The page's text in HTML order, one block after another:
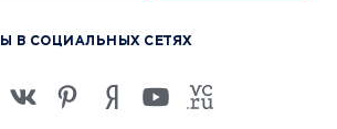
В СОЦИАЛЬНЫХ СЕТЯХ